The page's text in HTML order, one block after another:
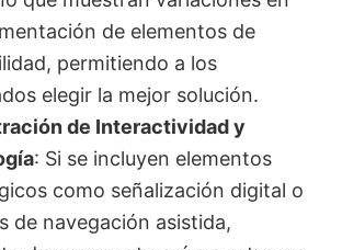
de elementos de
permitiendo a los
elegir la mejor solución.
de Interactividad y
: Si se incluyen elementos
como señalización digital o
de navegación asistida,